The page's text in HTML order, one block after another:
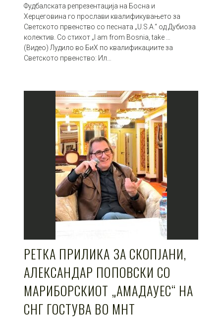
Фудбалската репрезентација на Босна и
Херцеговина го прослави квалификувањето за
Светското првенство со песната „U.S.A.“ од Дубиоза
колектив. Со стихот „I am from Bosnia, take …
(Видео) Лудило во БиХ по квалификациите за
Светското првенство: Ил…
РЕТКА ПРИЛИКА ЗА СКОПЈАНИ,
АЛЕКСАНДАР ПОПОВСКИ СО
МАРИБОРСКИОТ „АМАДАУЕС“ НА
СНГ ГОСТУВА ВО МНТ